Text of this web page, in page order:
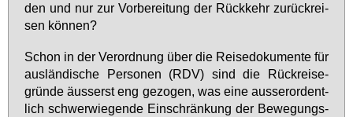
den und nur zur Vor­be­rei­tung der Rück­kehr zu­rück­rei­
sen kön­nen?
Schon in der Ver­ord­nung über die Rei­se­do­ku­men­te für
aus­län­di­sche Per­so­nen (RDV) sind die Rück­rei­se­
grün­de äus­serst eng ge­zo­gen, was ei­ne aus­ser­or­dent­
lich schwer­wie­gen­de Ein­schrän­kung der Be­we­gungs­